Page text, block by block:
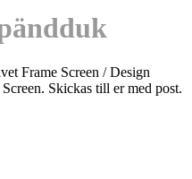
Frame Screen / Design
Skickas till er med post.